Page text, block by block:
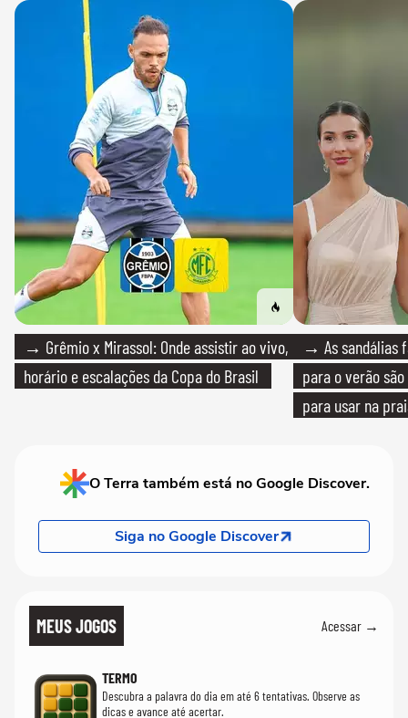
→ Grêmio x Mirassol: Onde assistir ao vivo,
horário e escalações da Copa do Brasil
→ As sandálias
para o verão
para usar na
O Terra também está no Google Discover.
Siga no Google Discover
MEUS JOGOS Acessar →
TERMO
Descubra a palavra do dia em até 6 tentativas. Observe as
dicas e avance até acertar.